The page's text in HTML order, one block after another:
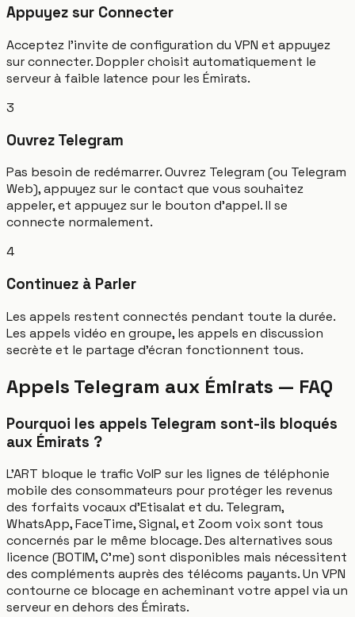
Appuyez sur Connecter
Acceptez l'invite de configuration du VPN et appuyez
sur connecter. Doppler choisit automatiquement le
serveur à faible latence pour les Émirats.
3
Ouvrez Telegram
Pas besoin de redémarrer. Ouvrez Telegram (ou Telegram
Web), appuyez sur le contact que vous souhaitez
appeler, et appuyez sur le bouton d'appel. Il se
connecte normalement.
4
Continuez à Parler
Les appels restent connectés pendant toute la durée.
Les appels vidéo en groupe, les appels en discussion
secrète et le partage d'écran fonctionnent tous.
Appels Telegram aux Émirats — FAQ
Pourquoi les appels Telegram sont-ils bloqués
aux Émirats ?
L'ART bloque le trafic VoIP sur les lignes de téléphonie
mobile des consommateurs pour protéger les revenus
des forfaits vocaux d'Etisalat et du. Telegram,
WhatsApp, FaceTime, Signal, et Zoom voix sont tous
concernés par le même blocage. Des alternatives sous
licence (BOTIM, C'me) sont disponibles mais nécessitent
des compléments auprès des télécoms payants. Un VPN
contourne ce blocage en acheminant votre appel via un
serveur en dehors des Émirats.